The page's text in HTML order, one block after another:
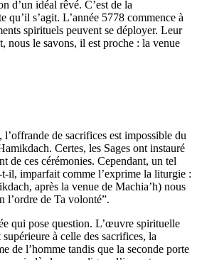
d’un idéal rêvé. C’est de la
qu’il s’agit. L’année 5778 commence à
spirituels peuvent se déployer. Leur
nous le savons, il est proche : la venue
l’offrande de sacrifices est impossible du
Certes, les Sages ont instauré
de ces cérémonies. Cependant, un tel
t-il, imparfait comme l’exprime la liturgie :
après la venue de Machia’h) nous
de Ta volonté”.
qui pose question. L’œuvre spirituelle
à celle des sacrifices, la
de l’homme tandis que la seconde porte